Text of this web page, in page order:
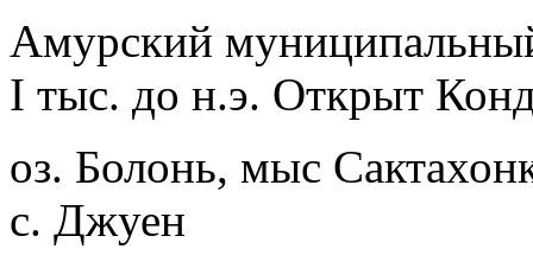
Амурский
I тыс. до н.э. Открыт
оз. Болонь, мыс
с. Джуен